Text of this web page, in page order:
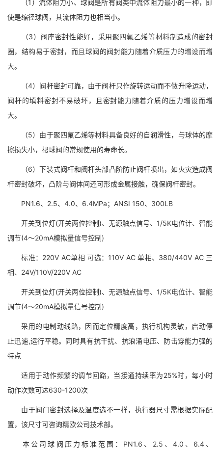
（1）流体阻力小、球阀是所有阀类中流体阻力最小的一种，即
使是缩径球阀，其流体阻力也相当小。
（3）阀座密封性能好，采用聚四氟乙烯等材料制造成的密封
圈，结构易于密封，而且球阀的阀封能力随着介质压力的增设而增
大。
（4）阀杆密封可靠，由于阀杆只作旋转运动而不做升降运动，
阀杆的填料密封不易破坏，且密封能力随着介质的压力增设而增
大。
（5）由于聚四氟乙烯等材料具备良好的自润滑性，与球体的摩
擦损失小，帮球阀的常规使用的寿命长。
（6）下装式阀杆和阀杆头部凸阶防止阀杆喷出，如火灾造成阀
杆密封破坏，凸阶与阀体间还可形成金属接触，确保阀杆密封。
PN1.6、2.5、4.0、6.4MPa；ANSI 150、300LB
开关到位灯(开关两位控制)、无源触点信号、1/5K电位计、智能
调节(4～20mA模拟量信号控制)
标准：220V AC单相 可选：110V AC 单相、380/440V AC 三
相、24V/110V/220V AC
开关到位灯(开关两位控制)、无源触点信号、1/5K电位计、智能
调节(4～20mA模拟量信号控制)
采用的电制动线路，因而定位精度高，执行机构灵敏，启动停
止迅速,运行平稳。同时具有抗干扰、抗浪涌电压、防击穿能力强的
特点
适用于动作频繁的调节回路，当接通持续率为25%时，每小时
动作次数可达630-1200次
由于阀门密封选择及温度选不一样，执行器尺寸需根据实际配
置，该尺寸可咨询精欧公司技术部。
本公司球阀压力标准范围：PN1.6、2.5、4.0、6.4、